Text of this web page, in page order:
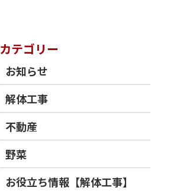
カテゴリー
お知らせ
解体工事
不動産
野菜
お役立ち情報【解体工事】